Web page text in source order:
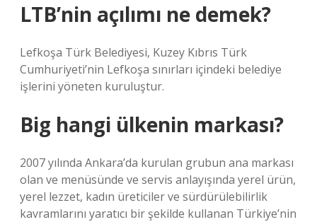
LTB’nin açılımı ne demek?
Lefkoşa Türk Belediyesi, Kuzey Kıbrıs Türk
Cumhuriyeti’nin Lefkoşa sınırları içindeki belediye
işlerini yöneten kuruluştur.
Big hangi ülkenin markası?
2007 yılında Ankara’da kurulan grubun ana markası
olan ve menüsünde ve servis anlayışında yerel ürün,
yerel lezzet, kadın üreticiler ve sürdürülebilirlik
kavramlarını yaratıcı bir şekilde kullanan Türkiye’nin